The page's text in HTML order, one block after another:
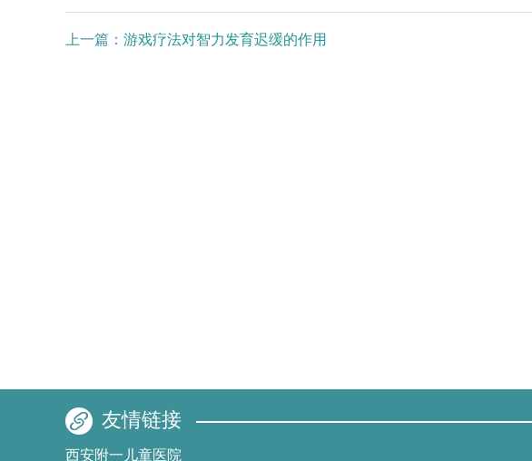
上一篇： 游戏疗法对智力发育迟缓的作用
友情链接
西安附一儿童医院